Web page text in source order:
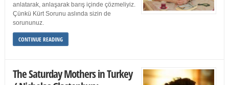
anlatarak, anlaşarak barış içinde çözmeliyiz.
Çünkü Kürt Sorunu aslında sizin de
sorununuz.
CONTINUE READING
The Saturday Mothers in Turkey